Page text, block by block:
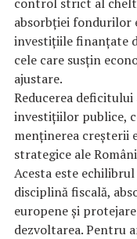
absorbției fondurilor
investițiile finanțate
cele care susțin
ajustare.
Reducerea
investițiilor publice,
menținerea creșterii
strategice ale
Acesta este
disciplină fiscală,
europene și
dezvoltarea. Pentru